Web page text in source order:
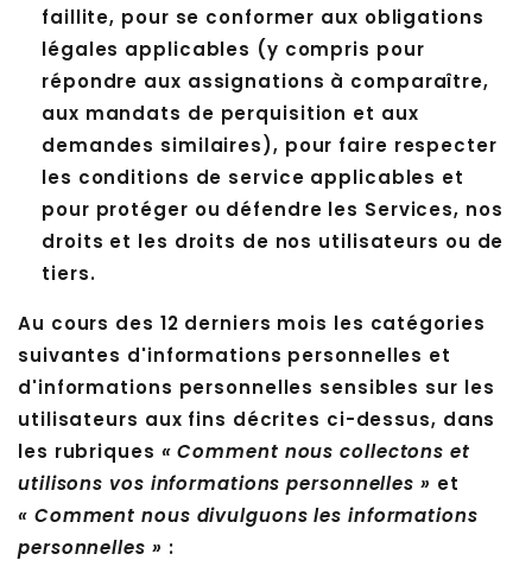
faillite, pour se conformer aux obligations
légales applicables (y compris pour
répondre aux assignations à comparaître,
aux mandats de perquisition et aux
demandes similaires), pour faire respecter
les conditions de service applicables et
pour protéger ou défendre les Services, nos
droits et les droits de nos utilisateurs ou de
tiers.
Au cours des 12 derniers mois les catégories
suivantes d'informations personnelles et
d'informations personnelles sensibles sur les
utilisateurs aux fins décrites ci-dessus, dans
les rubriques « Comment nous collectons et
utilisons vos informations personnelles » et
« Comment nous divulguons les informations
personnelles » :